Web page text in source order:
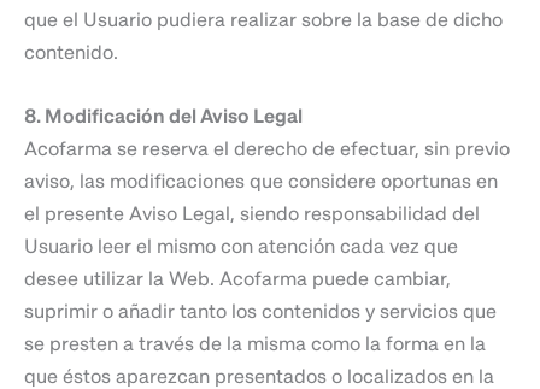
que el Usuario pudiera realizar sobre la base de dicho
contenido.
8. Modificación del Aviso Legal
Acofarma se reserva el derecho de efectuar, sin previo
aviso, las modificaciones que considere oportunas en
el presente Aviso Legal, siendo responsabilidad del
Usuario leer el mismo con atención cada vez que
desee utilizar la Web. Acofarma puede cambiar,
suprimir o añadir tanto los contenidos y servicios que
se presten a través de la misma como la forma en la
que éstos aparezcan presentados o localizados en la